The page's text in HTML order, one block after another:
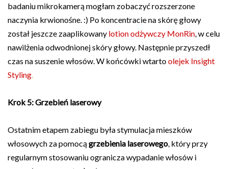
badaniu mikrokamerą mogłam zobaczyć rozszerzone
naczynia krwionośne. :) Po koncentracie na skórę głowy
został jeszcze zaaplikowany lotion odżywczy MonRin , w celu
nawilżenia odwodnionej skóry głowy. Następnie przyszedł
czas na suszenie włosów. W końcówki wtartoolejek Insight
Styling
Krok 5: Grzebień laserowy
Ostatnim etapem zabiegu była stymulacja mieszków
włosowych za pomocągrzebienia laserowego , który przy
regularnym stosowaniu ogranicza wypadanie włosów i